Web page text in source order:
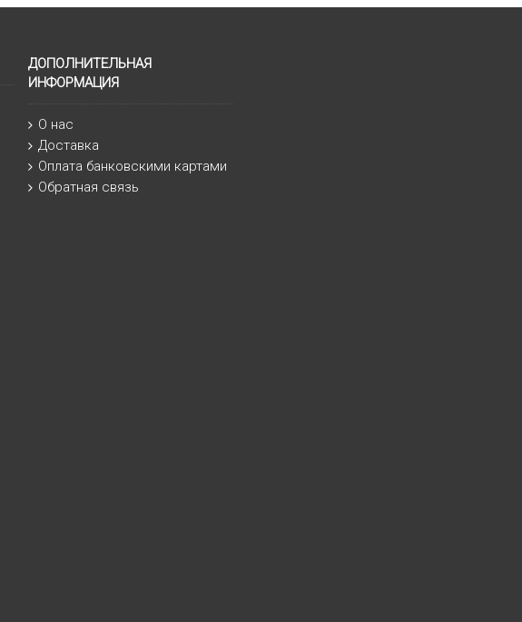
ДОПОЛНИТЕЛЬНАЯ
ИНФОРМАЦИЯ
О нас
Доставка
Оплата банковскими картами
Обратная связь